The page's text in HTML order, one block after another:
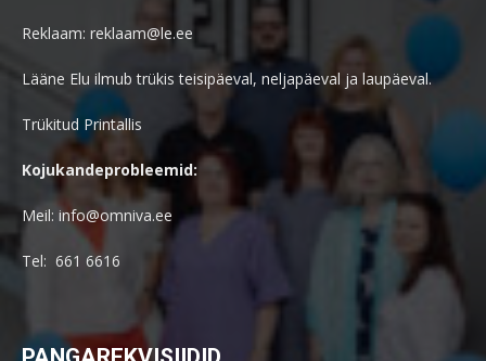
Reklaam: reklaam@le.ee
Lääne Elu ilmub trükis teisipäeval, neljapäeval ja laupäeval.
Trükitud Printallis
Kojukandeprobleemid:
Meil: info@omniva.ee
Tel: 661 6616